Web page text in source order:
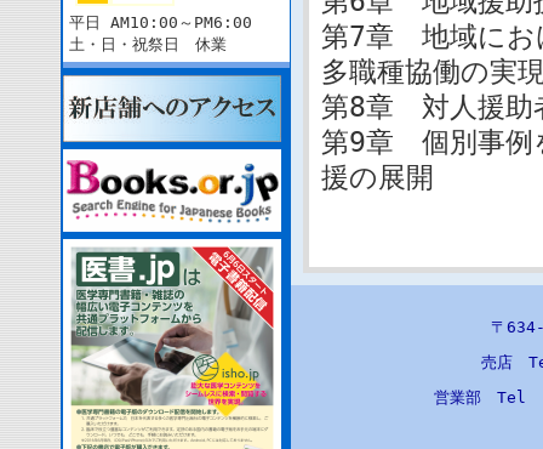
平日 AM10:00～PM6:00
土・日・祝祭日 休業
第7章 地域にお
多職種協働の実
第8章 対人援助
第9章 個別事例
援の展開
〒
売店
営業部 Tel